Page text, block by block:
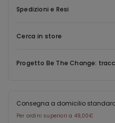
basic, la canottiera da bambina
Spedizioni e Resi
Cerca in store
Progetto Be The Change:
Consegna a domicilio
Per ordini superiori a 49,00€